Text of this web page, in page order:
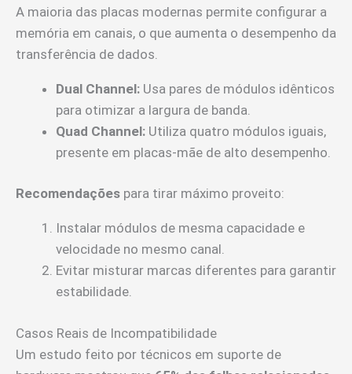
A maioria das placas modernas permite configurar a
memória em canais, o que aumenta o desempenho da
transferência de dados.
Dual Channel: Usa pares de módulos idênticos
para otimizar a largura de banda.
Quad Channel: Utiliza quatro módulos iguais,
presente em placas-mãe de alto desempenho.
Recomendações para tirar máximo proveito:
Instalar módulos de mesma capacidade e
velocidade no mesmo canal.
Evitar misturar marcas diferentes para garantir
estabilidade.
Casos Reais de Incompatibilidade
Um estudo feito por técnicos em suporte de